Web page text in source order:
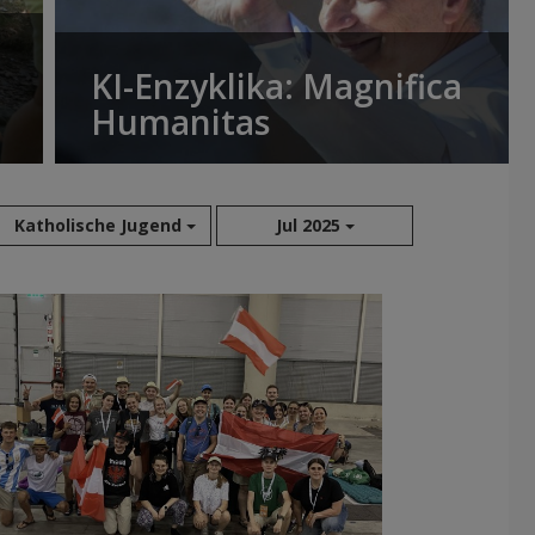
KI-Enzyklika: Magnifica
Humanitas
Katholische Jugend Jul 2025
Aug 2026
Jul 2026
Jun 2026
Mai 2026
Apr 2026
Mär 2026
Feb 2026
Jan 2026